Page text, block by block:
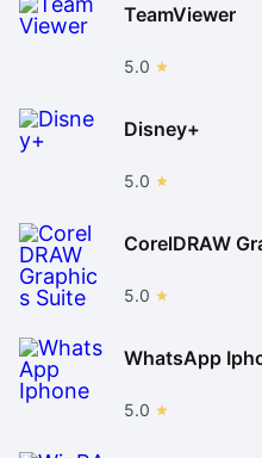
TeamViewer
5.0
Disney+
5.0
CorelDRAW
5.0
WhatsApp
5.0